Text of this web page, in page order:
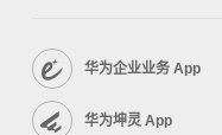
华为企业业务 App
华为坤灵 App